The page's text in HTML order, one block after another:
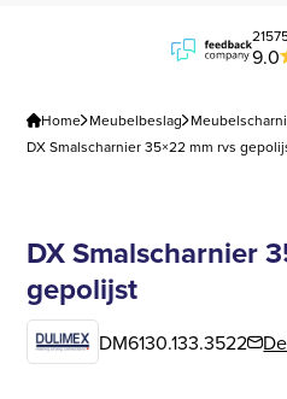
9.0
Home Meubelbeslag
DX Smalscharnier 35×22 mm rvs
DX Smalscharnier
gepolijst
DM6130.133.3522